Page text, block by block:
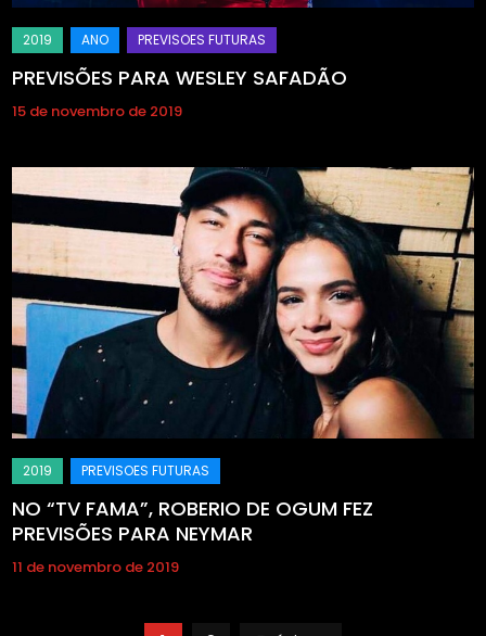
PREVISÕES PARA WESLEY SAFADÃO
15 de novembro de 2019
NO “TV FAMA”, ROBERIO DE OGUM FEZ
PREVISÕES PARA NEYMAR
11 de novembro de 2019